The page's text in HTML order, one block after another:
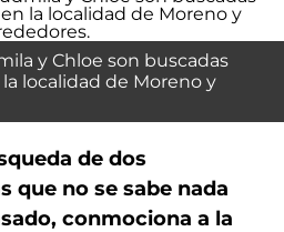
y Chloe son buscadas
localidad de Moreno y
de dos
que no se sabe nada
conmociona a la